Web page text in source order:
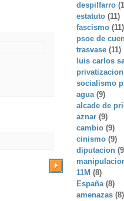
despilfarro
estatuto (11)
fascismo (11)
psoe de
trasvase (11)
luis carlos
privatizacion
socialismo
agua (9)
alcade de
aznar (9)
cambio (9)
cinismo (9)
diputacion
11M (8)
España (8)
amenazas (8)